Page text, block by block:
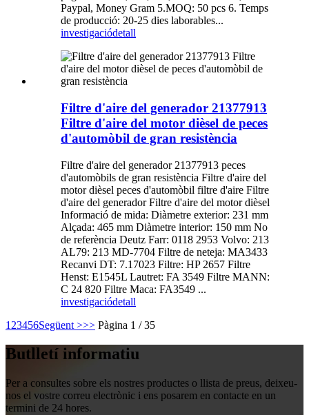
Paypal, Money Gram 5.MOQ: 50 pcs 6. Temps
de producció: 20-25 dies laborables...
investigaciódetall
Filtre d'aire del generador 21377913
Filtre d'aire del motor dièsel de peces
d'automòbil de gran resistència
Filtre d'aire del generador 21377913 peces
d'automòbils de gran resistència Filtre d'aire del
motor dièsel peces d'automòbil filtre d'aire Filtre
d'aire del generador Filtre d'aire del motor dièsel
Informació de mida: Diàmetre exterior: 231 mm
Alçada: 465 mm Diàmetre interior: 150 mm No
de referència Deutz Farr: 0118 2953 Volvo: 213
AL79: 213 MD-7704 Filtre de neteja: MA3433
Recanvi DT: 7.17023 Filtre: HP 2657 Filtre
Henst: E1545L Lautret: FA 3549 Filtre MANN:
C 24 820 Filtre Maca: FA3549 ...
investigaciódetall
1 23456Següent >>> Pàgina 1 / 35
Butlletí informatiu
Per a consultes sobre els nostres productes o llista de preus, deixeu-
nos el vostre correu electrònic i ens posarem en contacte en un
termini de 24 hores.